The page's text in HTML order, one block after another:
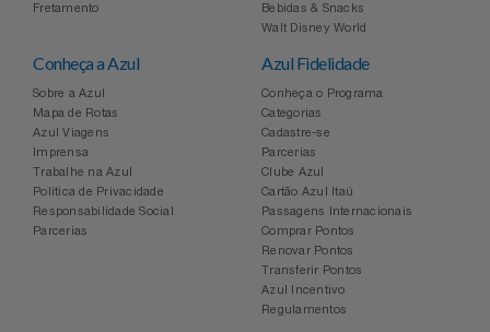
Fretamento
Bebidas & Snacks
Walt Disney World
Conheça a Azul
Sobre a Azul
Mapa de Rotas
Azul Viagens
Imprensa
Trabalhe na Azul
Política de Privacidade
Responsabilidade Social
Parcerias
Azul Fidelidade
Conheça o Programa
Categorias
Cadastre-se
Parcerias
Clube Azul
Cartão Azul Itaú
Passagens Internacionais
Comprar Pontos
Renovar Pontos
Transferir Pontos
Azul Incentivo
Regulamentos